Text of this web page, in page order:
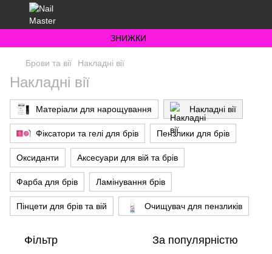
ЗНИЖКИ
Брови та вії Накладні вії
Накладні вії
Матеріали для нарощування Накладні вії
Фіксатори та гелі для брів Пензлики для брів
Оксиданти Аксесуари для вій та брів
Фарба для брів Ламінування брів
Пінцети для брів та вій Очищувач для пензликів
Фільтр За популярністю